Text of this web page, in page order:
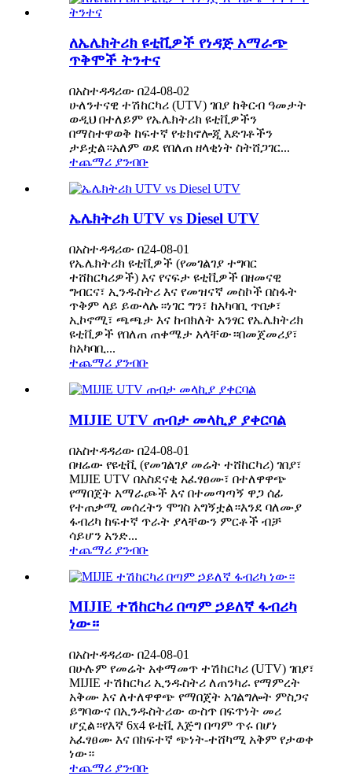
ለኤሌክትሪክ ዩቲቪዎች የነዳጅ አማራጭ
ጥቅሞች ትንተና
በአስተዳዳሪው በ24-08-02
ሁለንተናዊ ተሽከርካሪ (UTV) ገበያ ከቅርብ ዓመታት
ወዲህ በተለይም የኤሌክትሪክ ዩቲቪዎችን
በማስተዋወቅ ከፍተኛ የቴክኖሎጂ እድገቶችን
ታይቷል።አለም ወደ የበለጠ ዘላቂነት ስትሸጋገር...
ተጨማሪ ያንብቡ
ኤሌክትሪክ UTV vs Diesel UTV
በአስተዳዳሪው በ24-08-01
የኤሌክትሪክ ዩቲቪዎች (የመገልገያ ተግባር
ተሸከርካሪዎች) እና የናፍታ ዩቲቪዎች በዘመናዊ
ግብርና፣ ኢንዱስትሪ እና የመዝናኛ መስኮች በስፋት
ጥቅም ላይ ይውላሉ።ነገር ግን፣ ከአካባቢ ጥበቃ፣
ኢኮኖሚ፣ ጫጫታ እና ከብክለት አንፃር የኤሌክትሪክ
ዩቲቪዎች የበለጠ ጠቀሜታ አላቸው።በመጀመሪያ፣
ከአካባቢ...
ተጨማሪ ያንብቡ
MIJIE UTV ጠብታ መላኪያ ያቀርባል
በአስተዳዳሪው በ24-08-01
በዛሬው የዩቲቪ (የመገልገያ መሬት ተሸከርካሪ) ገበያ፣
MIJIE UTV በአስደናቂ አፈፃፀሙ፣ በተለዋዋጭ
የማበጀት አማራጮች እና በተመጣጣኝ ዋጋ ሰፊ
የተጠቃሚ መሰረትን ሞገስ አግኝቷል።እንደ ባለሙያ
ፋብሪካ ከፍተኛ ጥራት ያላቸውን ምርቶች ብቻ
ሳይሆን አንድ...
ተጨማሪ ያንብቡ
MIJIE ተሽከርካሪ በጣም ኃይለኛ ፋብሪካ
ነው።
በአስተዳዳሪው በ24-08-01
በሁሉም የመሬት አቀማመጥ ተሽከርካሪ (UTV) ገበያ፣
MIJIE ተሽከርካሪ ኢንዱስትሪ ለጠንካራ የማምረት
አቅሙ እና ለተለዋዋጭ የማበጀት አገልግሎት ምስጋና
ይግባውና በኢንዱስትሪው ውስጥ በፍጥነት መሪ
ሆኗል።የእኛ 6x4 ዩቲቪ እጅግ በጣም ጥሩ በሆነ
አፈፃፀሙ እና በከፍተኛ ጭነት-ተሸካሚ አቅም የታወቀ
ነው።
ተጨማሪ ያንብቡ